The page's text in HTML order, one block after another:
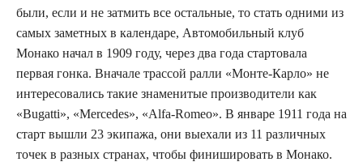
были, если и не затмить все остальные, то стать одними из
самых заметных в календаре, Автомобильный клуб
Монако начал в 1909 году, через два года стартовала
первая гонка. Вначале трассой ралли «Монте-Карло» не
интересовались такие знаменитые производители как
«Bugatti», «Mercedes», «Alfa-Romeo». В январе 1911 года на
старт вышли 23 экипажа, они выехали из 11 различных
точек в разных странах, чтобы финишировать в Монако.